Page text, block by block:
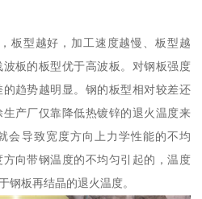
板型越好，加工速度越慢、板型越
板的板型优于高波板。对钢板强度
趋势越明显。钢的板型相对较差还
产厂仅靠降低热镀锌的退火温度来
会导致宽度方向上力学性能的不均
向带钢温度的不均匀引起的，温度
钢板再结晶的退火温度。